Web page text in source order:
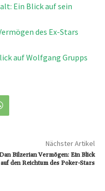
Ein Blick auf sein
des Ex-Stars
auf Wolfgang Grupps
Nächster Artikel
Bilzerian Vermögen: Ein Blick
auf den Reichtum des Poker-Stars